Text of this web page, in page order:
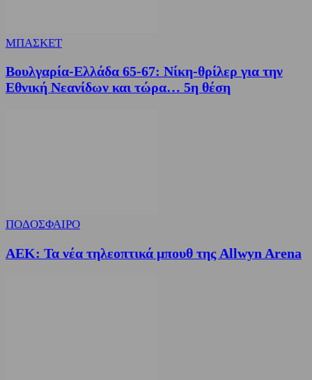
ΜΠΑΣΚΕΤ
Βουλγαρία-Ελλάδα 65-67: Νίκη-θρίλερ για την
Εθνική Νεανίδων και τώρα… 5η θέση
ΠΟΔΟΣΦΑΙΡΟ
ΑΕΚ: Τα νέα τηλεοπτικά μπουθ της Allwyn Arena